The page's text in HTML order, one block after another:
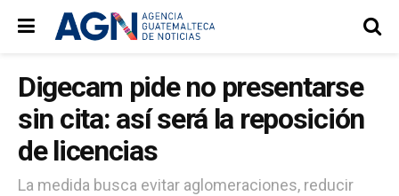
Digecam pide no presentarse
sin cita: así será la reposición
de licencias
La medida busca evitar aglomeraciones, reducir